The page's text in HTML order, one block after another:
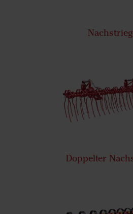
Doppelter